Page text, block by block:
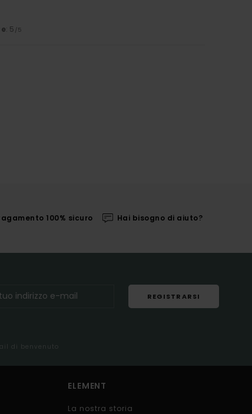
: 5 /5
100% sicuro Hai bisogno di aiuto?
REGISTRARSI
di benvenuto
ELEMENT
La nostra storia